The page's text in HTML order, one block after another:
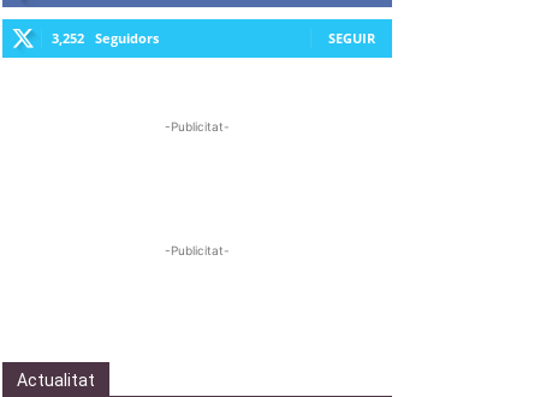
3,252 Seguidors SEGUIR
-Publicitat-
-Publicitat-
Actualitat